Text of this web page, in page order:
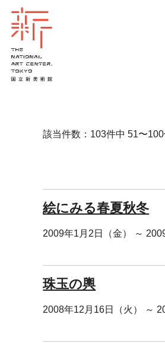
該当件数：103件中 51〜100
絵にみる春夏秋冬
2009年1月2日（金） ～
珠玉の輿
2008年12月16日（火） ～